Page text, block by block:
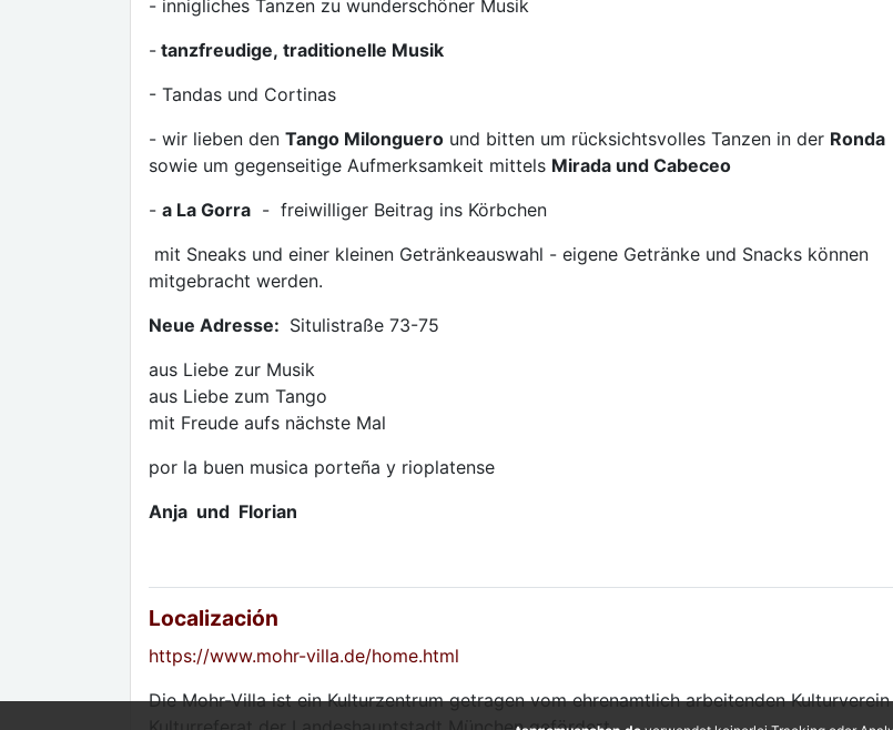
- innigliches Tanzen zu wunderschöner Musik
- tanzfreudige, traditionelle Musik
- Tandas und Cortinas
- wir lieben den Tango Milonguero und bitten um rücksichtsvolles Tanzen in der Ronda
sowie um gegenseitige Aufmerksamkeit mittels Mirada und Cabeceo
- a La Gorra - freiwilliger Beitrag ins Körbchen
mit Sneaks und einer kleinen Getränkeauswahl - eigene Getränke und Snacks können
mitgebracht werden.
Neue Adresse: Situlistraße 73-75
aus Liebe zur Musik
aus Liebe zum Tango
mit Freude aufs nächste Mal
por la buen musica porteña y rioplatense
Anja und Florian
Localización
https://www.mohr-villa.de/home.html
Die Mohr-Villa ist ein Kulturzentrum getragen vom ehrenamtlich arbeitenden